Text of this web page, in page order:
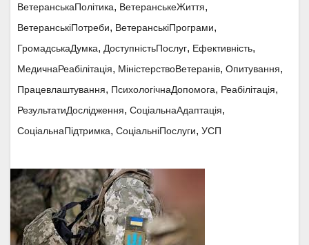
ВетеранськаПолітика, ВетеранськеЖиття,
ВетеранськіПотреби, ВетеранськіПрограми,
ГромадськаДумка, ДоступністьПослуг, Ефективність,
МедичнаРеабілітація, МіністерствоВетеранів, Опитування,
Працевлаштування, ПсихологічнаДопомога, Реабілітація,
РезультатиДослідження, СоціальнаАдаптація,
СоціальнаПідтримка, СоціальніПослуги, УСП